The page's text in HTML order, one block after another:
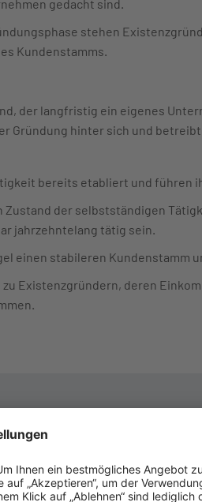
gedacht sind.
stehen
Kundenstamms.
der langfristig ein eigenes
Gründung hinter sich und
bereits etabliert und führen
der selbstständigen
jahrzehntelang tätig sein.
einen stabileren Kundenstamm
zu Existenzgründern, deren